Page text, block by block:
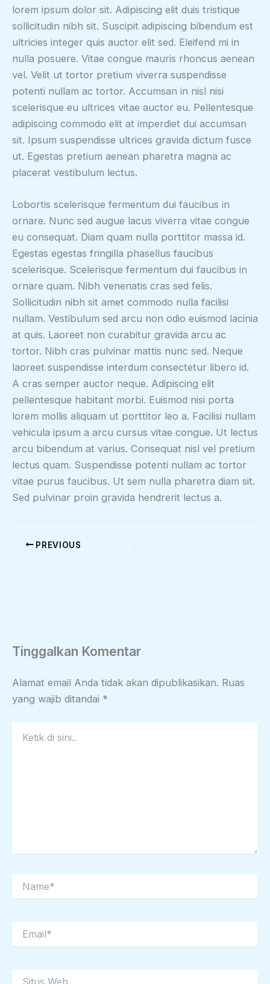
lorem ipsum dolor sit. Adipiscing elit duis tristique
sollicitudin nibh sit. Suscipit adipiscing bibendum est
ultricies integer quis auctor elit sed. Eleifend mi in
nulla posuere. Vitae congue mauris rhoncus aenean
vel. Velit ut tortor pretium viverra suspendisse
potenti nullam ac tortor. Accumsan in nisl nisi
scelerisque eu ultrices vitae auctor eu. Pellentesque
adipiscing commodo elit at imperdiet dui accumsan
sit. Ipsum suspendisse ultrices gravida dictum fusce
ut. Egestas pretium aenean pharetra magna ac
placerat vestibulum lectus.
Lobortis scelerisque fermentum dui faucibus in
ornare. Nunc sed augue lacus viverra vitae congue
eu consequat. Diam quam nulla porttitor massa id.
Egestas egestas fringilla phasellus faucibus
scelerisque. Scelerisque fermentum dui faucibus in
ornare quam. Nibh venenatis cras sed felis.
Sollicitudin nibh sit amet commodo nulla facilisi
nullam. Vestibulum sed arcu non odio euismod lacinia
at quis. Laoreet non curabitur gravida arcu ac
tortor. Nibh cras pulvinar mattis nunc sed. Neque
laoreet suspendisse interdum consectetur libero id.
A cras semper auctor neque. Adipiscing elit
pellentesque habitant morbi. Euismod nisi porta
lorem mollis aliquam ut porttitor leo a. Facilisi nullam
vehicula ipsum a arcu cursus vitae congue. Ut lectus
arcu bibendum at varius. Consequat nisl vel pretium
lectus quam. Suspendisse potenti nullam ac tortor
vitae purus faucibus. Ut sem nulla pharetra diam sit.
Sed pulvinar proin gravida hendrerit lectus a.
PREVIOUS
Tinggalkan Komentar
Alamat email Anda tidak akan dipublikasikan. Ruas
yang wajib ditandai *